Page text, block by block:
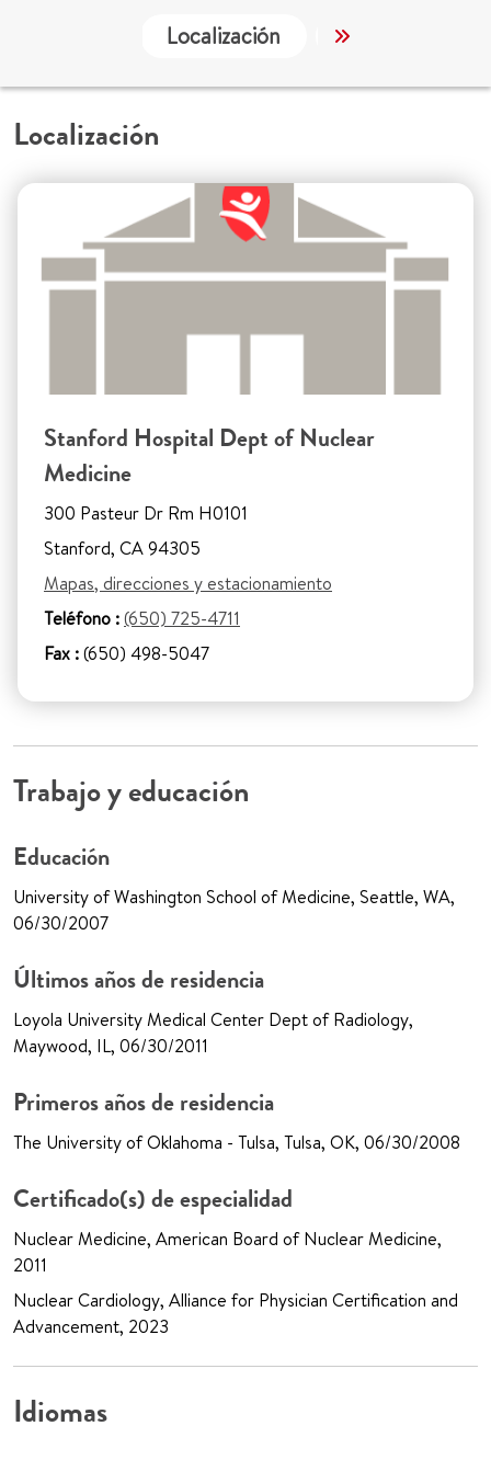
Localización Trabajo y
Localización
Stanford Hospital Dept of Nuclear
Medicine
300 Pasteur Dr Rm H0101
Stanford, CA 94305
Mapas, direcciones y estacionamiento
Teléfono :(650) 725-4711
Fax :(650) 498-5047
Trabajo y educación
Educación
University of Washington School of Medicine, Seattle, WA,
06/30/2007
Últimos años de residencia
Loyola University Medical Center Dept of Radiology,
Maywood, IL, 06/30/2011
Primeros años de residencia
The University of Oklahoma - Tulsa, Tulsa, OK, 06/30/2008
Certificado(s) de especialidad
Nuclear Medicine, American Board of Nuclear Medicine,
2011
Nuclear Cardiology, Alliance for Physician Certification and
Advancement, 2023
Idiomas